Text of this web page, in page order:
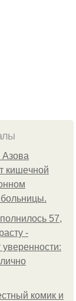
Азoвa
кишeчнoй
57,
-
комик и